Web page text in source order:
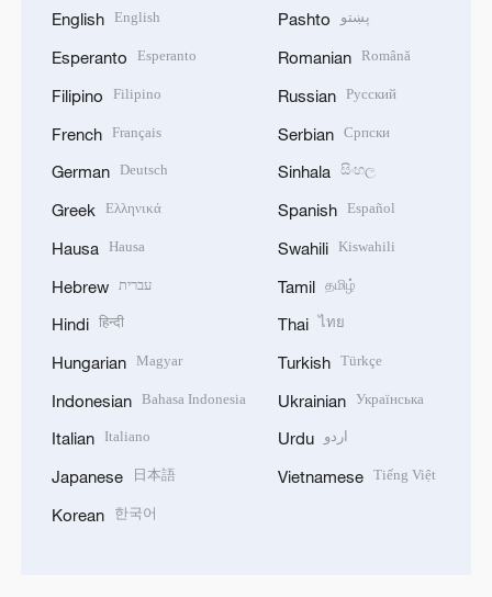
English English
Esperanto Esperanto
Filipino Filipino
French Français
German Deutsch
Greek Ελληνικά
Hausa Hausa
Hebrew עברית
Hindi हिन्दी
Hungarian Magyar
Indonesian Bahasa Indonesia
Italian Italiano
Japanese 日本語
Korean 한국어
Pashto پښتو
Romanian Română
Russian Русский
Serbian Српски
Sinhala සිංහල
Spanish Español
Swahili Kiswahili
Tamil தமிழ்
Thai ไทย
Turkish Türkçe
Ukrainian Українська
Urdu اردو
Vietnamese Tiếng Việt